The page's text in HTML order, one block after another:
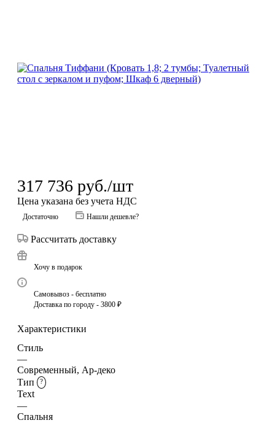
317 736 руб./шт
Цена указана без учета НДС
Достаточно Нашли дешевле?
Рассчитать доставку
Хочу в подарок
Самовывоз - бесплатно
Доставка по городу - 3800 ₽
Характеристики
Стиль
—
Современный, Ар-деко
Тип
?
Text
—
Спальня